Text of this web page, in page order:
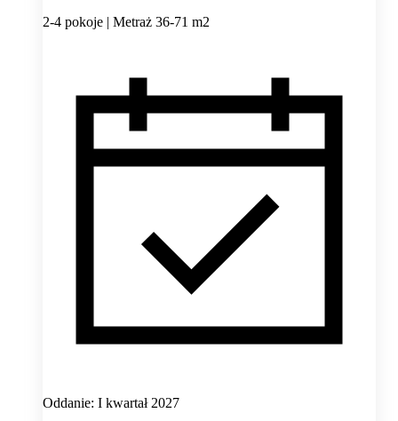
2-4 pokoje | Metraż 36-71 m2
Oddanie: I kwartał 2027